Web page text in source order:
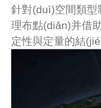
針對(duì)空間類型
理布點(diǎn)并借
定性與定量的結(jié)合